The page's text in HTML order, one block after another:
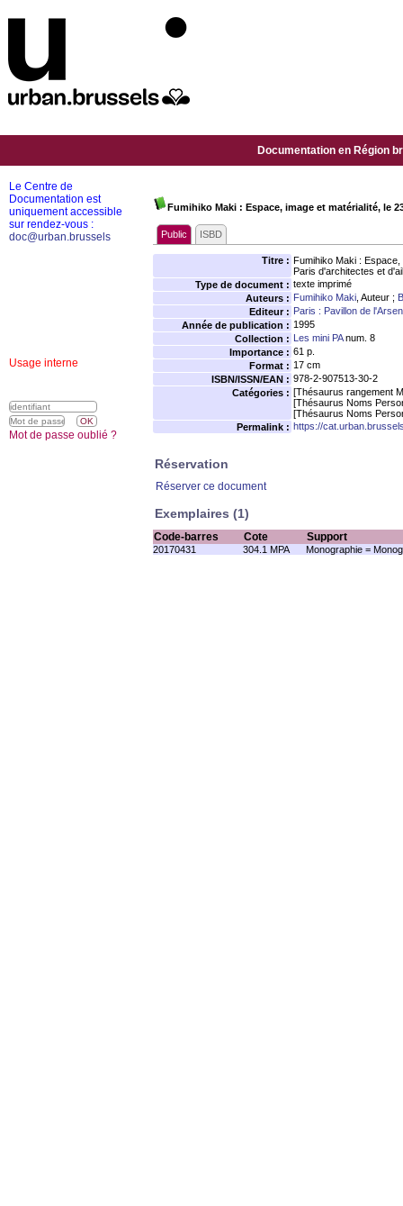
Documentation en Région
Fumihiko Maki : Espace, image et matérialité, le
Public ISBD
Titre : Fumihiko Maki :
Paris d'architectes et
Type de document : texte imprimé
Auteurs : Fumihiko Maki , Auteur ;
Editeur : Paris : Pavillon de
Année de publication : 1995
Collection : Les mini PAnum. 8
Importance : 61 p.
Format : 17 cm
ISBN/ISSN/EAN : 978-2-907513-30-2
Catégories : [Thésaurus rangement
[Thésaurus Noms
[Thésaurus Noms
Permalink : https://
Réservation
Réserver ce document
Exemplaires (1)
Code-barres Cote Support
20170431 304.1 MPA Monographie =
Le Centre de
Documentation est
uniquement accessible
sur rendez-vous :
doc@urban.brussels
Usage interne
Mot de passe oublié ?